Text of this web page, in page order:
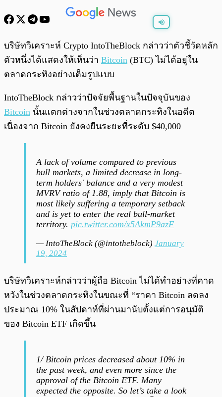
พร้อมเล่น 0:00/0:00
บริษัทวิเคราะห์ Crypto IntoTheBlock กล่าวว่าตัวชี้วัดหลัก
ตัวหนึ่งได้แสดงให้เห็นว่า Bitcoin (BTC) ไม่ได้อยู่ใน
ตลาดกระทิงอย่างเต็มรูปแบบ
IntoTheBlock กล่าวว่าปัจจัยพื้นฐานในปัจจุบันของ
Bitcoin นั้นแตกต่างจากในช่วงตลาดกระทิงในอดีต
เนื่องจาก Bitcoin ยังคงยืนระยะที่ระดับ $40,000
A lack of volume compared to previous
bull markets, a limited decrease in long-
term holders' balance and a very modest
MVRV ratio of 1.88, imply that Bitcoin is
most likely suffering a temporary setback
and is yet to enter the real bull-market
territory. pic.twitter.com/x5AkmP9azF
— IntoTheBlock (@intotheblock) January
19, 2024
บริษัทวิเคราะห์กล่าวว่าผู้ถือ Bitcoin ไม่ได้ทำอย่างที่คาด
หวังในช่วงตลาดกระทิงในขณะที่ “ราคา Bitcoin ลดลง
ประมาณ 10% ในสัปดาห์ที่ผ่านมานับตั้งแต่การอนุมัติ
ของ Bitcoin ETF เกิดขึ้น
1/ Bitcoin prices decreased about 10% in
the past week, and even more since the
approval of the Bitcoin ETF. Many
expected the opposite. So let’s take a look